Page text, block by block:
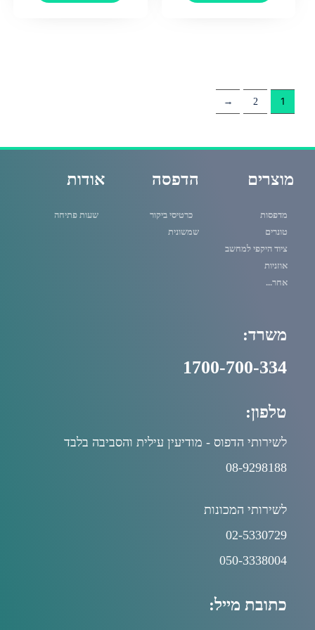
1
2
←
מוצרים
מדפסות
טונרים
ציוד היקפי למחשב
אוזניות
אחר...
הדפסה
כרטיסי ביקור
שמשונית
אודות
שעות פתיחה
משרד:
1700-700-334
טלפון:
לשירותי הדפוס - מודיעין עילית והסביבה בלבד
08-9298188
לשירותי המכונות
02-5330729
050-3338004
כתובת מייל: